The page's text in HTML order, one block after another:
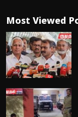
Most Viewed